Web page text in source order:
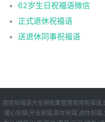
62岁生日祝福语微信
正式退休祝福语
送退休同事祝福语
佳佳祝福语大全网收集整理常用祝福语
暖心祝福,开业祝福,新年祝福,退休祝